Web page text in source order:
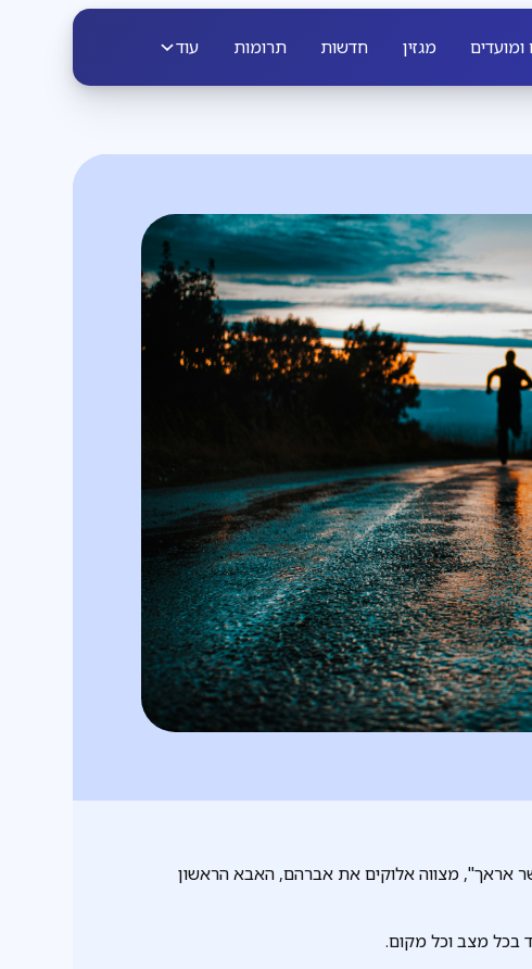
ומועדים מגזין חדשות תרומות עוד
אראך", מצווה אלוקים את אברהם, האבא הראשון
בכל מצב וכל מקום.